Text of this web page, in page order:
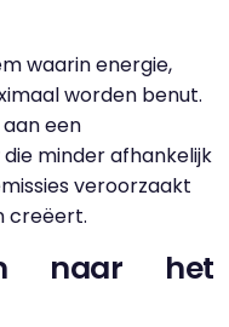
waarin energie,
worden benut.
een
minder afhankelijk
veroorzaakt
creëert.
naar het